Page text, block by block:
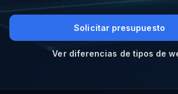
Solicitar presupuesto
Ver diferencias de tipos de